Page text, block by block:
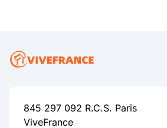
845 297 092 R.C.S. Paris
ViveFrance